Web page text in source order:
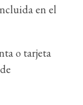
en el
o tarjeta